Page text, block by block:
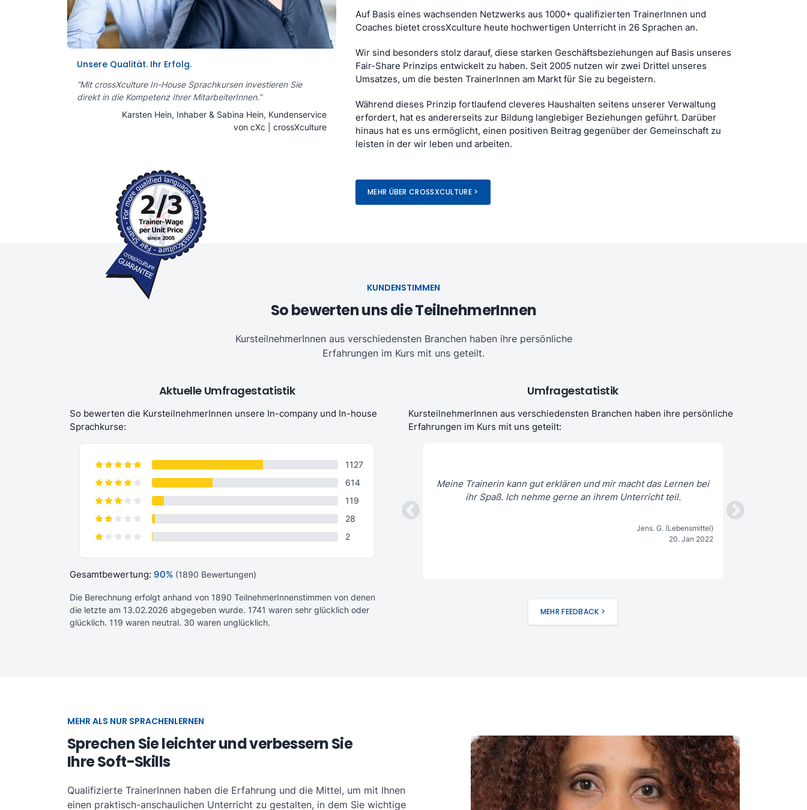
Unsere Qualität. Ihr Erfolg.
“Mit crossXculture In-House Sprachkursen investieren Sie
direkt in die Kompetenz Ihrer MitarbeiterInnen.”
Karsten Hein, Inhaber & Sabina Hein, Kundenservice
von cXc | crossXculture
Auf Basis eines wachsenden Netzwerks aus 1000+ qualifizierten TrainerInnen und
Coaches bietet crossXculture heute hochwertigen Unterricht in 26 Sprachen an.
Wir sind besonders stolz darauf, diese starken Geschäftsbeziehungen auf Basis unseres
Fair-Share Prinzips entwickelt zu haben. Seit 2005 nutzen wir zwei Drittel unseres
Umsatzes, um die besten TrainerInnen am Markt für Sie zu begeistern.
Während dieses Prinzip fortlaufend cleveres Haushalten seitens unserer Verwaltung
erfordert, hat es andererseits zur Bildung langlebiger Beziehungen geführt. Darüber
hinaus hat es uns ermöglicht, einen positiven Beitrag gegenüber der Gemeinschaft zu
leisten in der wir leben und arbeiten.
MEHR ÜBER CROSSXCULTURE >
KUNDENSTIMMEN
So bewerten uns die TeilnehmerInnen
KursteilnehmerInnen aus verschiedensten Branchen haben ihre persönliche
Erfahrungen im Kurs mit uns geteilt.
Aktuelle Umfragestatistik
So bewerten die KursteilnehmerInnen unsere In-company und In-house
Sprachkurse:
1127
614
119
28
2
Gesamtbewertung: 90% (1890 Bewertungen)
Die Berechnung erfolgt anhand von 1890 TeilnehmerInnenstimmen von denen
die letzte am 13.02.2026 abgegeben wurde. 1741 waren sehr glücklich oder
glücklich. 119 waren neutral. 30 waren unglücklich.
Umfragestatistik
KursteilnehmerInnen aus verschiedensten Branchen haben ihre persönliche
Erfahrungen im Kurs mit uns geteilt:
(...) eine sehr gute, sympathische und motivierende Lehrerin.
Philipp G. (Finance)
Meine Trainerin kann gut erklären und mir macht das Lernen bei
ihr Spaß. Ich nehme gerne an ihrem Unterricht teil.
Jens. G. (Lebensmittel)
20. Jan 2022
MEHR FEEDBACK >
MEHR ALS NUR SPRACHENLERNEN
Sprechen Sie leichter und verbessern Sie
Ihre Soft-Skills
Qualifizierte TrainerInnen haben die Erfahrung und die Mittel, um mit Ihnen
einen praktisch-anschaulichen Unterricht zu gestalten, in dem Sie wichtige